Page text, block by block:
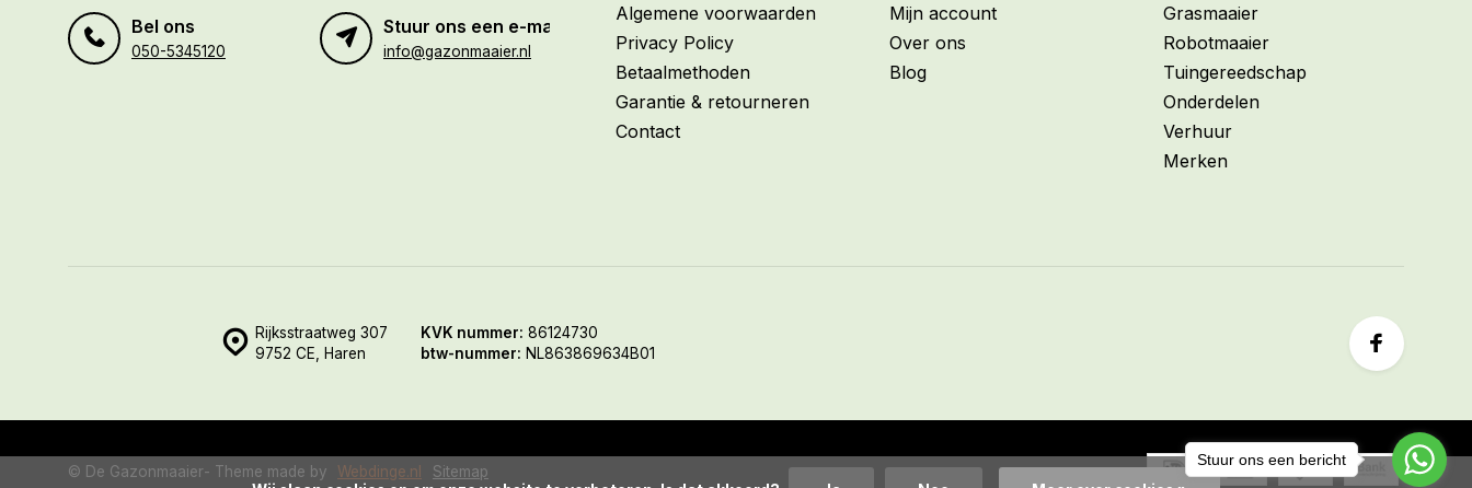
Bel ons
050-5345120
Stuur ons een e-mail
info@gazonmaaier.nl
Algemene voorwaarden
Privacy Policy
Betaalmethoden
Garantie & retourneren
Contact
Mijn account
Over ons
Blog
Grasmaaier
Robotmaaier
Tuingereedschap
Onderdelen
Verhuur
Merken
Rijksstraatweg 307
9752 CE, Haren
KVK nummer: 86124730
btw-nummer: NL863869634B01
© De Gazonmaaier- Theme made by Webdinge.nl
Sitemap
Stuur ons een bericht